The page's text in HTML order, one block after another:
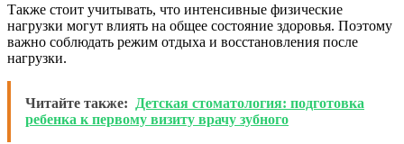
Также стоит учитывать, что интенсивные физические
нагрузки могут влиять на общее состояние здоровья. Поэтому
важно соблюдать режим отдыха и восстановления после
нагрузки.
Читайте также:
Детская стоматология: подготовка
ребенка к первому визиту врачу зубного